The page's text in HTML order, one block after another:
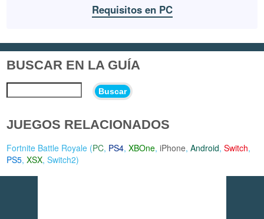
Requisitos en PC
BUSCAR EN LA GUÍA
Buscar
JUEGOS RELACIONADOS
Fortnite Battle Royale (PC, PS4,XBOne,iPhone,Android,Switch,
PS5,XSX,Switch2)